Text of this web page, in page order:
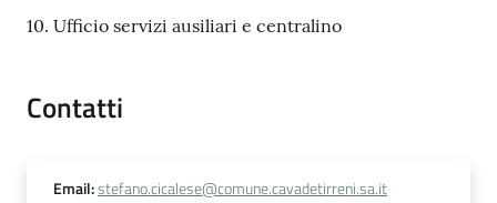
10. Ufficio servizi ausiliari e centralino
Contatti
Email:stefano.cicalese@comune.cavadetirreni.sa.it